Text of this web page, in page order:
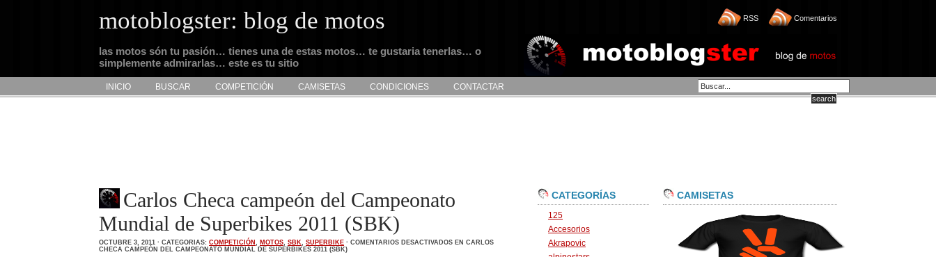
motoblogster: blog de motos
las motos són tu pasión… tienes una de estas motos… te gustaria tenerlas… o
simplemente admirarlas… este es tu sitio
RSS Comentarios
INICIO BUSCAR COMPETICIÓN CAMISETAS CONDICIONES CONTACTAR
Carlos Checa campeón del Campeonato
Mundial de Superbikes 2011 (SBK)
OCTUBRE 3, 2011 · CATEGORIAS: COMPETICIÓN , MOTOS, SBK, SUPERBIKE · COMENTARIOS DESACTIVADOS EN CARLOS
CHECA CAMPEÓN DEL CAMPEONATO MUNDIAL DE SUPERBIKES 2011 (SBK)
CATEGORÍAS
125
Accesorios
Akrapovic
CAMISETAS